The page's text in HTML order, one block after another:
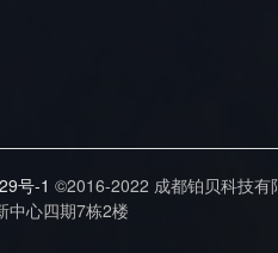
号-1 ©2016-2022 成都铂贝科技
中心四期7栋2楼